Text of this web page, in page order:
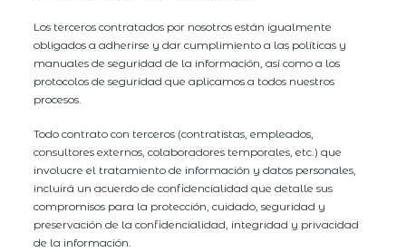
Los terceros contratados por nosotros están igualmente
obligados a adherirse y dar cumplimiento a las políticas y
manuales de seguridad de la información, así como a los
protocolos de seguridad que aplicamos a todos nuestros
procesos.
Todo contrato con terceros (contratistas, empleados,
consultores externos, colaboradores temporales, etc.) que
involucre el tratamiento de información y datos personales,
incluirá un acuerdo de confidencialidad que detalle sus
compromisos para la protección, cuidado, seguridad y
preservación de la confidencialidad, integridad y privacidad
de la información.